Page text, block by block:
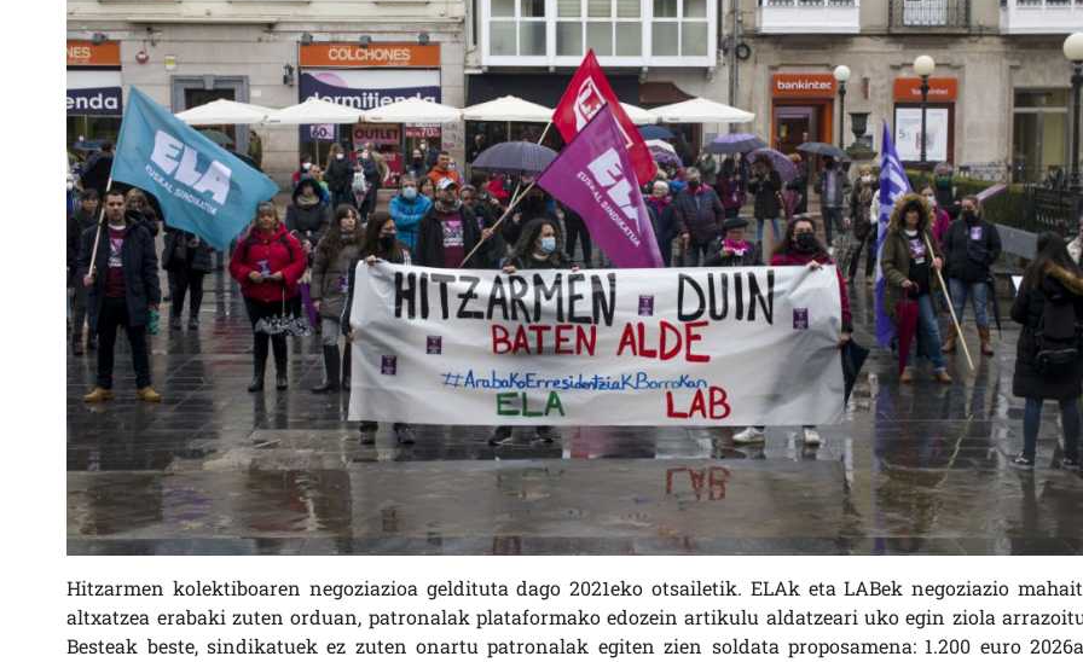
Hitzarmen kolektiboaren negoziazioa geldituta dago 2021eko otsailetik. ELAk eta LABek negoziazio
altxatzea erabaki zuten orduan, patronalak plataformako edozein artikulu aldatzeari uko egin ziola
Besteak beste, sindikatuek ez zuten onartu patronalak egiten zien soldata proposamena: 1.200 euro